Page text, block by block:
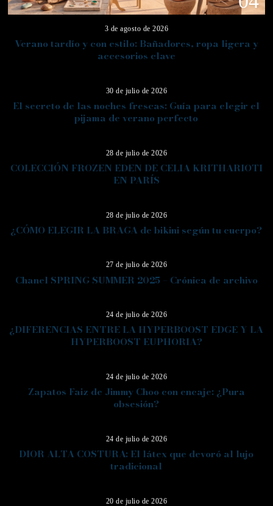
3 de agosto de 2026
Verano tardío y con estilo: Bañadores, ropa ligera y
accesorios clave
30 de julio de 2026
El secreto de las noches frescas: Guía para elegir el
pijama de verano perfecto
28 de julio de 2026
COLECCIÓN FROZEN EDEN DE CELIA KRITHARIOTI
EN PARÍS
28 de julio de 2026
¿CÓMO ELEGIR LA BRAGA de bikini según tu cuerpo?
08
27 de julio de 2026
Chanel SPRING SUMMER 2025 – Crónica de archivo
09
24 de julio de 2026
¿DIFERENCIAS ENTRE LA HYPERBOOST EDGE Y LA
HYPERBOOST EUPHORIA?
24 de julio de 2026
Zapatos Faiz de Jimmy Choo con encaje: ¿Pura
obsesión?
24 de julio de 2026
DIOR ALTA COSTURA: El látex que devoró al lujo
tradicional
20 de julio de 2026